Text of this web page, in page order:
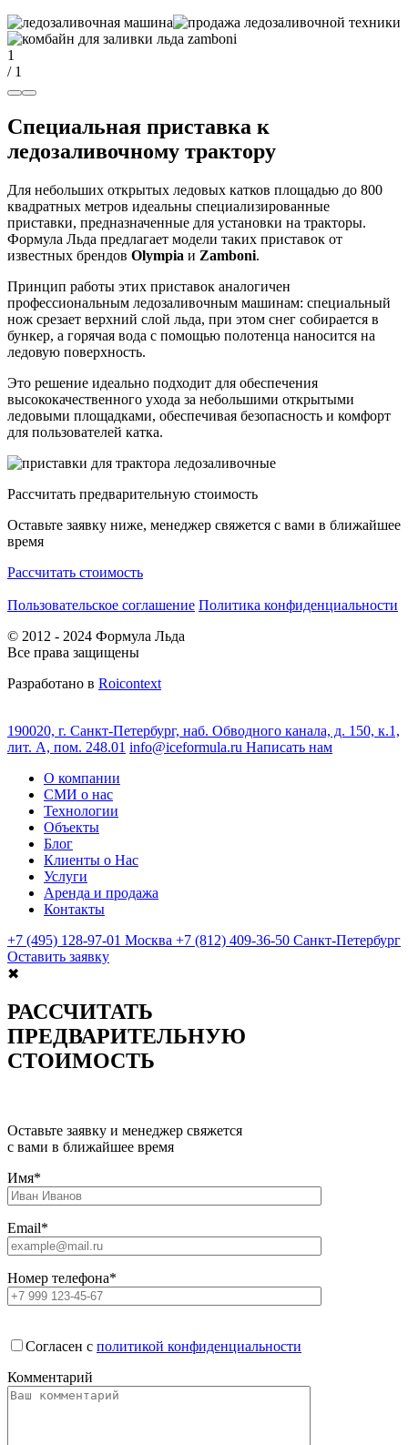
1
/ 1
Специальная приставка к
ледозаливочному трактору
Для небольших открытых ледовых катков площадью до 800
квадратных метров идеальны специализированные
приставки, предназначенные для установки на тракторы.
Формула Льда предлагает модели таких приставок от
известных брендов Olympia и Zamboni.
Принцип работы этих приставок аналогичен
профессиональным ледозаливочным машинам: специальный
нож срезает верхний слой льда, при этом снег собирается в
бункер, а горячая вода с помощью полотенца наносится на
ледовую поверхность.
Это решение идеально подходит для обеспечения
высококачественного ухода за небольшими открытыми
ледовыми площадками, обеспечивая безопасность и комфорт
для пользователей катка.
Рассчитать предварительную стоимость
Оставьте заявку ниже, менеджер свяжется с вами в ближайшее
время
Рассчитать стоимость
Пользовательское соглашение Политика конфиденциальности
© 2012 - 2024 Формула Льда
Все права защищены
Разработано в Roicontext
190020, г. Санкт‑Петербург, наб. Обводного канала, д. 150, к.1,
лит. А, пом. 248.01 info@iceformula.ru Написать нам
О компании
СМИ о нас
Технологии
Объекты
Блог
Клиенты о Нас
Услуги
Аренда и продажа
Контакты
+7 (495) 128-97-01 Москва +7 (812) 409-36-50 Санкт-Петербург
Оставить заявку
✖
РАССЧИТАТЬ
ПРЕДВАРИТЕЛЬНУЮ
СТОИМОСТЬ
Оставьте заявку и менеджер свяжется
с вами в ближайшее время
Имя*
Email*
Номер телефона*
Согласен с политикой конфиденциальности
Комментарий